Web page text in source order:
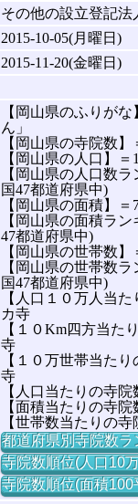
その他の設立登記法
2015-10-05(月曜日)
2015-11-20(金曜日)
【岡山県のふりが
ん」
【岡山県の寺院数】
【岡山県の人口】＝
【岡山県の人口数
国47都道府県中)
【岡山県の面積】＝
【岡山県の面積ラ
47都道府県中)
【岡山県の世帯数】
【岡山県の世帯数
国47都道府県中)
【人口１０万人当
カ寺
【１０Km四方当た
寺
【１０万世帯当た
寺
【人口当たりの寺
【面積当たりの寺
【世帯数当たりの
都道府県別寺院数ラ
寺院数順位(人口10
寺院数順位(面積100